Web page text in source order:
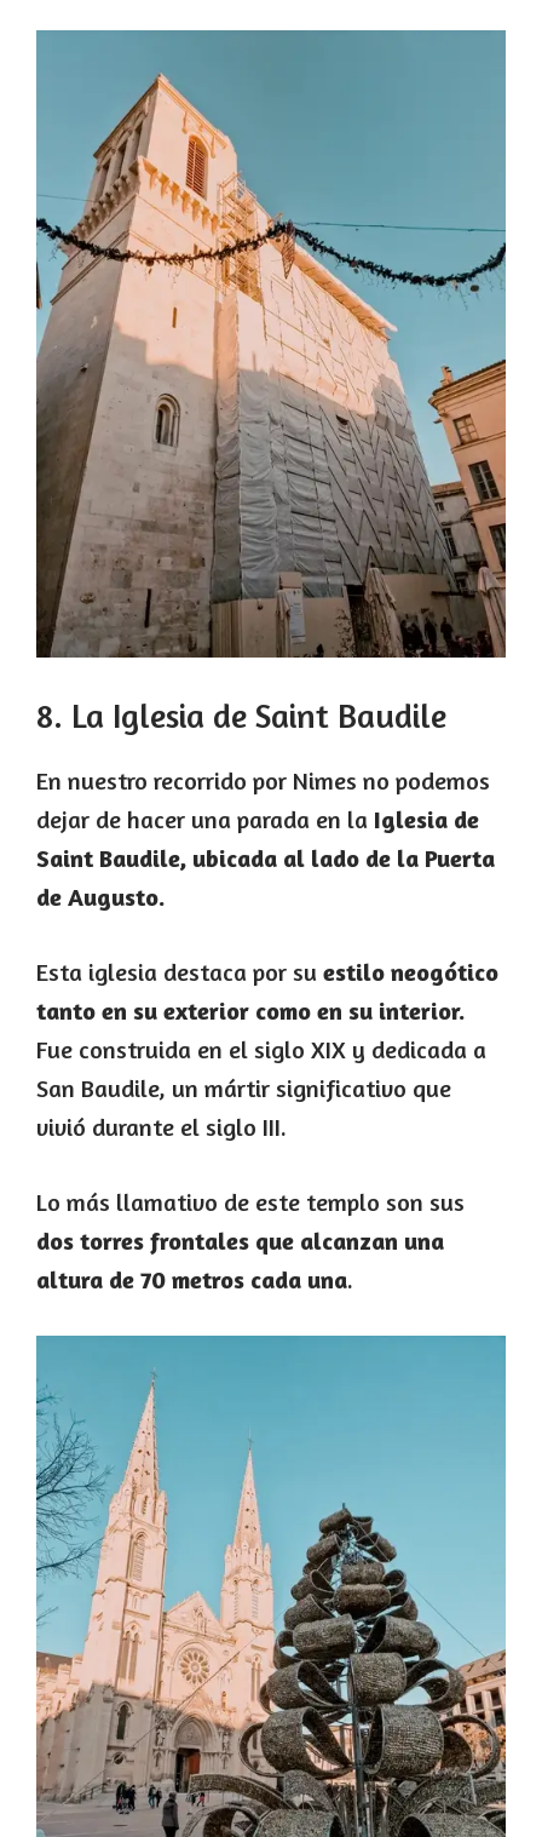
8. La Iglesia de Saint Baudile
En nuestro recorrido por Nimes no podemos
dejar de hacer una parada en la Iglesia de
Saint Baudile, ubicada al lado de la Puerta
de Augusto.
Esta iglesia destaca por su estilo neogótico
tanto en su exterior como en su interior.
Fue construida en el siglo XIX y dedicada a
San Baudile, un mártir significativo que
vivió durante el siglo III.
Lo más llamativo de este templo son sus
dos torres frontales que alcanzan una
altura de 70 metros cada una.